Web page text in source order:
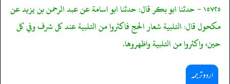
١٥٧٢٥ - حدثنا ابو بكر قال: حدثنا ابو اسامة عن عبد الرحمن بن يزيد عن
مكحول قال: التلبية شعار الحج فاكثروا من التلبية عند كل شرف وفي كل
حين، واكثروا من التلبية واظهروها.
اردو ترجمہ